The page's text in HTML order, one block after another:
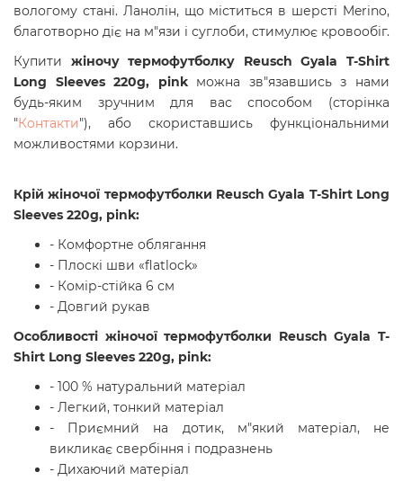
вологому стані. Ланолін, що міститься в шерсті Merino,
благотворно діє на м"язи і суглоби, стимулює кровообіг.
Купити жіночу термофутболку Reusch Gyala T-Shirt
Long Sleeves 220g, pinkможна зв"язавшись з нами
будь-яким зручним для вас способом (сторінка
"Контакти"), або скориставшись функціональними
можливостями корзини.
Крій жіночої термофутболки Reusch Gyala T-Shirt Long
Sleeves 220g, pink:
- Комфортне облягання
- Плоскі шви «flatlock»
- Комір-стійка 6 см
- Довгий рукав
Особливості жіночої термофутболки Reusch Gyala T-
Shirt Long Sleeves 220g, pink:
- 100 % натуральний матеріал
- Легкий, тонкий матеріал
- Приємний на дотик, м"який матеріал, не
викликає свербіння і подразнень
- Дихаючий матеріал